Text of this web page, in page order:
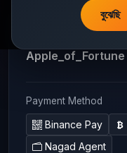
বুঝেছি
Apple_of_Fortune
Payment Method
Binance Pay
Nagad Agent